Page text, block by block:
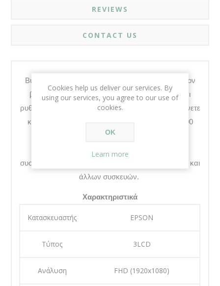
REVIEWS
CONTACT US
Βυθιστείτε στις αγαπημένες σας ταινίες με αυτόν τον
βιντεοπροβολέα Full HD.
Μετακινείται εύκολα και
ρυθμίζεται γρήγορα, επιτρέποντάς σας να χαλαρώνετε
και να απολαμβάνετε τη φωτεινή εικόνα των 3.300
lumen. Διαθέτει δύο θύρες HDMI
συσκευών αναπαραγωγής DVD, παιχνιδομηχανών και
άλλων συσκευών.
Χαρακτηριστικά
Κατασκευαστής EPSON
Τύπος 3LCD
Ανάλυση FHD (1920x1080)
Cookies help us deliver our services. By
using our services, you agree to our use of
cookies.
OK
Learn more